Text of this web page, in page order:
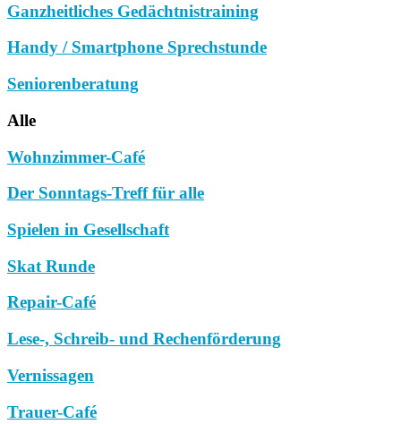
Ganzheitliches Gedächtnistraining
Handy / Smartphone Sprechstunde
Seniorenberatung
Alle
Wohnzimmer-Café
Der Sonntags-Treff für alle
Spielen in Gesellschaft
Skat Runde
Repair-Café
Lese-, Schreib- und Rechenförderung
Vernissagen
Trauer-Café